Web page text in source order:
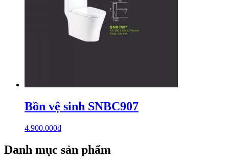
Bồn vệ sinh SNBC907
4.900.000₫
Danh mục sản phẩm